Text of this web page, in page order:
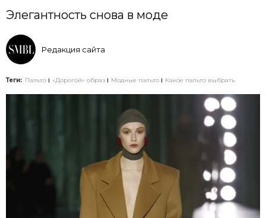
Элегантность снова в моде
Редакция сайта
Теги: Пальто «Дорогой» образ Модные пальто Какое пальто выбрать